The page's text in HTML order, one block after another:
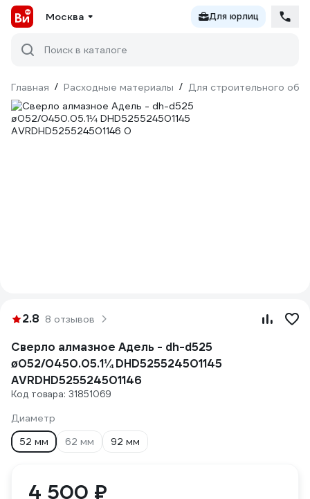
Москва Для юрлиц
Поиск в каталоге
Главная / Расходные материалы / Для строительного
2.8 8 отзывов
Сверло алмазное Адель - dh-d525
ø052/0450.05.1¼ DHD525524501145
AVRDHD525524501146
Код товара: 31851069
Диаметр
52 мм
62 мм 92 мм
4 500 ₽